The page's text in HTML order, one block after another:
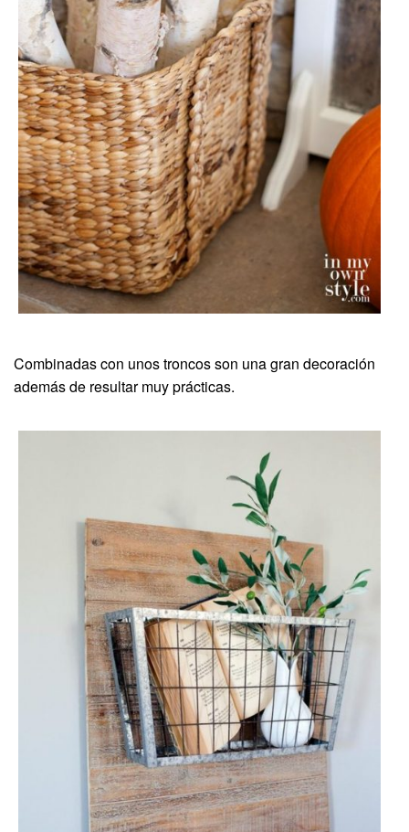
Combinadas con unos troncos son una gran decoración
además de resultar muy prácticas.